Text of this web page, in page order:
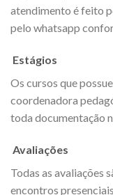
atendimento é feito
pelo whatsapp
Estágios
Os cursos que
coordenadora
toda documentação
Avaliações
Todas as avaliações
encontros